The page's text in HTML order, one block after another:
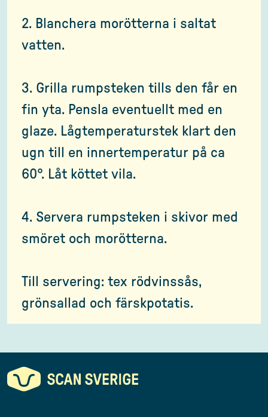
2. Blanchera morötterna i saltat
vatten.
3. Grilla rumpsteken tills den får en
fin yta. Pensla eventuellt med en
glaze. Lågtemperaturstek klart den
ugn till en innertemperatur på ca
60°. Låt köttet vila.
4. Servera rumpsteken i skivor med
smöret och morötterna.
Till servering: tex rödvinssås,
grönsallad och färskpotatis.